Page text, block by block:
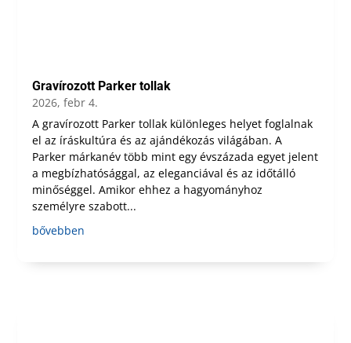
Gravírozott Parker tollak
2026, febr 4.
A gravírozott Parker tollak különleges helyet foglalnak
el az íráskultúra és az ajándékozás világában. A
Parker márkanév több mint egy évszázada egyet jelent
a megbízhatósággal, az eleganciával és az időtálló
minőséggel. Amikor ehhez a hagyományhoz
személyre szabott...
bővebben